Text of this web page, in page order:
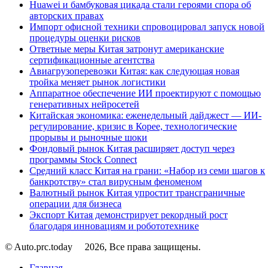
Huawei и бамбуковая цикада стали героями спора об
авторских правах
Импорт офисной техники спровоцировал запуск новой
процедуры оценки рисков
Ответные меры Китая затронут американские
сертификационные агентства
Авиагрузоперевозки Китая: как следующая новая
тройка меняет рынок логистики
Аппаратное обеспечение ИИ проектируют с помощью
генеративных нейросетей
Китайская экономика: еженедельный дайджест — ИИ-
регулирование, кризис в Корее, технологические
прорывы и рыночные шоки
Фондовый рынок Китая расширяет доступ через
программы Stock Connect
Средний класс Китая на грани: «Набор из семи шагов к
банкротству» стал вирусным феноменом
Валютный рынок Китая упростит трансграничные
операции для бизнеса
Экспорт Китая демонстрирует рекордный рост
благодаря инновациям и робототехнике
© Auto.prc.today
2026, Все права защищены.